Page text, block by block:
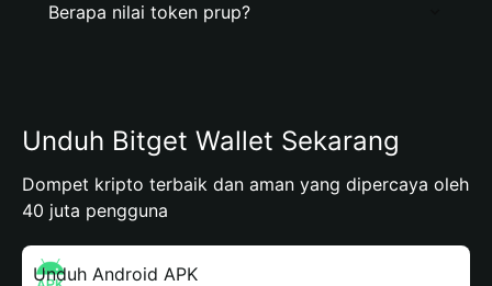
Berapa nilai token prup?
Unduh Bitget Wallet Sekarang
Dompet kripto terbaik dan aman yang dipercaya oleh
40 juta pengguna
Unduh Android APK